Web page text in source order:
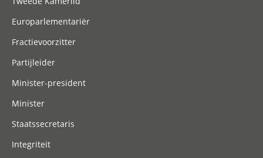
Europarlementariër
Fractievoorzitter
Partijleider
Minister-president
Minister
Staatssecretaris
Integriteit